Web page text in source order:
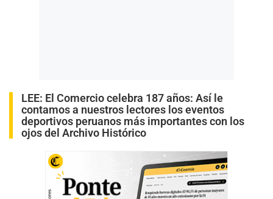
LEE: El Comercio celebra 187 años: Así le
contamos a nuestros lectores los eventos
deportivos peruanos más importantes con los
ojos del Archivo Histórico